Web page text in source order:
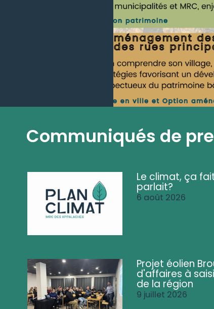
Communiqués de
Le climat, ça
parlait?
6 août 2026
Projet éolien
d'affaires à
de la région
9 juillet 2026